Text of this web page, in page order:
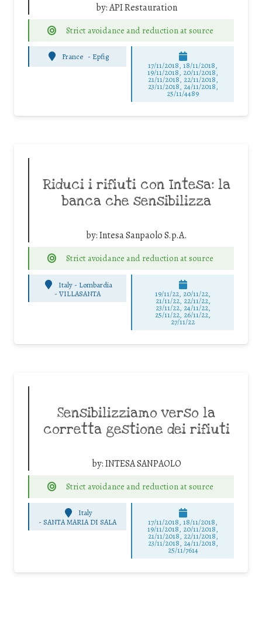
by:API Restauration
Strict avoidance and reduction at source
France - Epfig
17/11/2018, 18/11/2018,
19/11/2018, 20/11/2018,
21/11/2018, 22/11/2018,
23/11/2018, 24/11/2018,
25/11/4489
Riduci i rifiuti con Intesa: la
banca che sensibilizza
by:Intesa Sanpaolo S.p.A.
Strict avoidance and reduction at source
Italy - Lombardia
-VILLASANTA 19/11/22, 20/11/22,
21/11/22, 22/11/22,
23/11/22, 24/11/22,
25/11/22, 26/11/22,
27/11/22
Sensibilizziamo verso la
corretta gestione dei rifiuti
by:INTESA SANPAOLO
Strict avoidance and reduction at source
Italy
-SANTA MARIA DI SALA 17/11/2018, 18/11/2018,
19/11/2018, 20/11/2018,
21/11/2018, 22/11/2018,
23/11/2018, 24/11/2018,
25/11/7614